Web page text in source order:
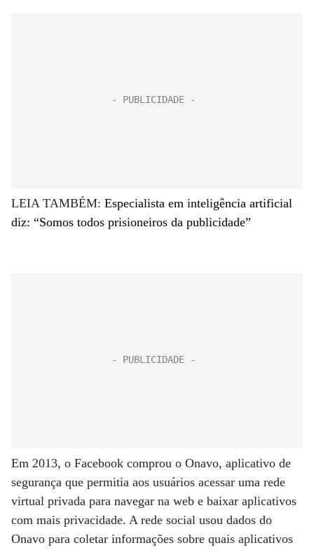
LEIA TAMBÉM: Especialista em inteligência artificial
diz: “Somos todos prisioneiros da publicidade”
Em 2013, o Facebook comprou o Onavo, aplicativo de
segurança que permitia aos usuários acessar uma rede
virtual privada para navegar na web e baixar aplicativos
com mais privacidade. A rede social usou dados do
Onavo para coletar informações sobre quais aplicativos